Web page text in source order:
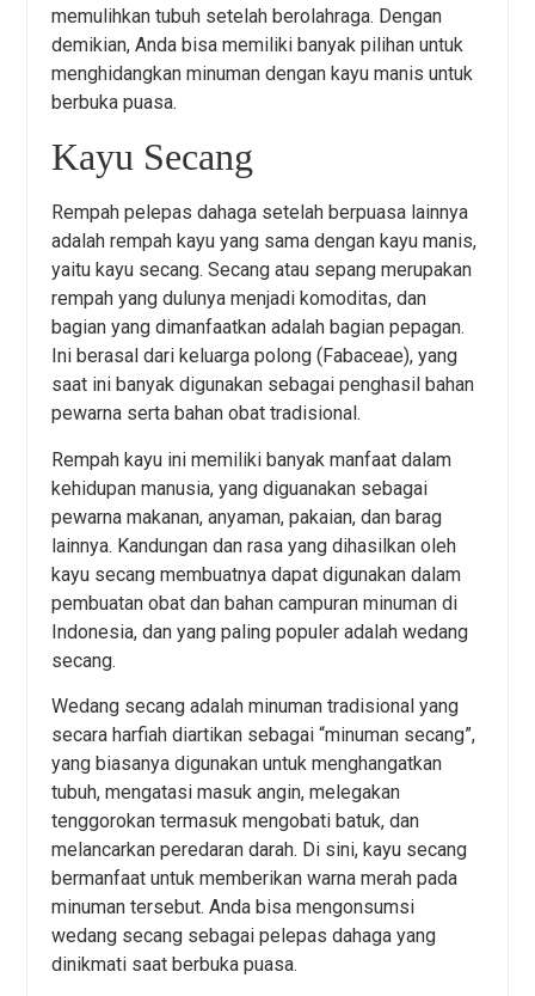
memulihkan tubuh setelah berolahraga. Dengan
demikian, Anda bisa memiliki banyak pilihan untuk
menghidangkan minuman dengan kayu manis untuk
berbuka puasa.
Kayu Secang
Rempah pelepas dahaga setelah berpuasa lainnya
adalah rempah kayu yang sama dengan kayu manis,
yaitu kayu secang. Secang atau sepang merupakan
rempah yang dulunya menjadi komoditas, dan
bagian yang dimanfaatkan adalah bagian pepagan.
Ini berasal dari keluarga polong (Fabaceae), yang
saat ini banyak digunakan sebagai penghasil bahan
pewarna serta bahan obat tradisional.
Rempah kayu ini memiliki banyak manfaat dalam
kehidupan manusia, yang diguanakan sebagai
pewarna makanan, anyaman, pakaian, dan barag
lainnya. Kandungan dan rasa yang dihasilkan oleh
kayu secang membuatnya dapat digunakan dalam
pembuatan obat dan bahan campuran minuman di
Indonesia, dan yang paling populer adalah wedang
secang.
Wedang secang adalah minuman tradisional yang
secara harfiah diartikan sebagai “minuman secang”,
yang biasanya digunakan untuk menghangatkan
tubuh, mengatasi masuk angin, melegakan
tenggorokan termasuk mengobati batuk, dan
melancarkan peredaran darah. Di sini, kayu secang
bermanfaat untuk memberikan warna merah pada
minuman tersebut. Anda bisa mengonsumsi
wedang secang sebagai pelepas dahaga yang
dinikmati saat berbuka puasa.